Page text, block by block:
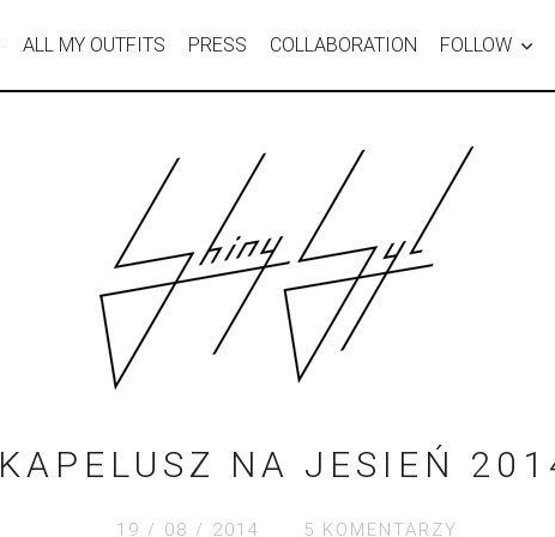
ALL MY OUTFITS PRESS COLLABORATION FOLLOW
KAPELUSZ NA JESIEŃ
19 / 08 / 2014 5 KOMENTARZY